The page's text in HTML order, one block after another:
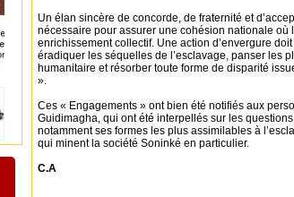
Un élan sincère de concorde, de fraternité et
nécessaire pour assurer une cohésion nationale où
enrichissement collectif. Une action d’envergure
éradiquer les séquelles de l’esclavage, panser les
humanitaire et résorber toute forme de disparité
».
Ces « Engagements » ont bien été notifiés aux
Guidimagha, qui ont été interpellés sur les
notamment ses formes les plus assimilables à
qui minent la société Soninké en particulier.
C.A